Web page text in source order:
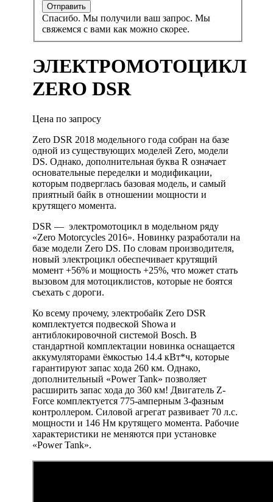
Спасибо. Мы получили ваш запрос. Мы
свяжемся с вами как можно скорее.
ЭЛЕКТРОМОТОЦИКЛ
ZERO DSR
Цена по запросу
Zero DSR 2018 модельного года собран на базе
одной из существующих моделей Zero, модели
DS. Однако, дополнительная буква R означает
основательные переделки и модификации,
которым подверглась базовая модель, и самый
приятный байк в отношении мощности и
крутящего момента.
DSR — электромотоцикл в модельном ряду
«Zero Motorcycles 2016». Новинку разработали на
базе модели Zero DS. По словам производителя,
новый электроцикл обеспечивает крутящий
момент +56% и мощность +25%, что может стать
вызовом для мотоциклистов, которые не боятся
съехать с дороги.
Ко всему прочему, электробайк Zero DSR
комплектуется подвеской Showa и
антиблокировочной системой Bosch. В
стандартной комплектации новинка оснащается
аккумуляторами ёмкостью 14.4 кВт*ч, которые
гарантируют запас хода 260 км. Однако,
дополнительный «Power Tank» позволяет
расширить запас хода до 360 км! Двигатель Z-
Force комплектуется 775-амперным 3-фазным
контроллером. Силовой агрегат развивает 70 л.с.
мощности и 146 Нм крутящего момента. Рабочие
характеристики не меняются при установке
«Power Tank».